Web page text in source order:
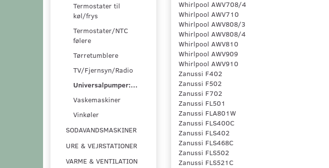
Termostater til
køl/frys
Termostater/NTC
følere
Tørretumblere
TV/Fjernsyn/Radio
Universalpumper:/pumpesæt
Vaskemaskiner
Vinkøler
SODAVANDSMASKINER
URE & VEJRSTATIONER
VARME & VENTILATION
Whirlpool AWV708/4
Whirlpool AWV710
Whirlpool AWV808/3
Whirlpool AWV808/4
Whirlpool AWV810
Whirlpool AWV909
Whirlpool AWV910
Zanussi F402
Zanussi F502
Zanussi F702
Zanussi FL501
Zanussi FLA801W
Zanussi FLS400C
Zanussi FLS402
Zanussi FLS468C
Zanussi FLS502
Zanussi FLS521C